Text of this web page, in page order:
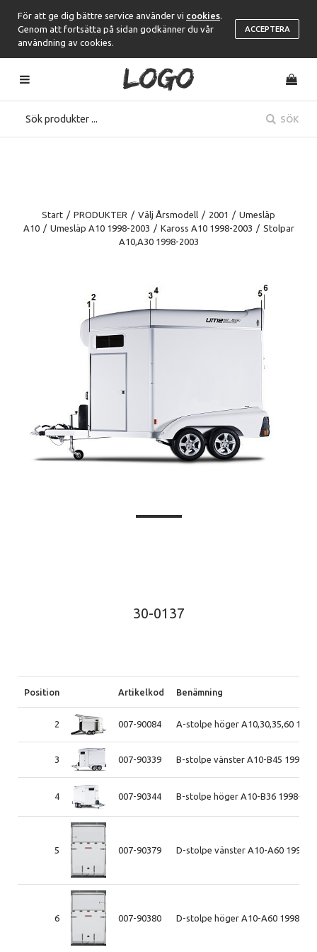
För att ge dig bättre service använder vi cookies
Genom att fortsätta på sidan godkänner du vår
användning av cookies.
ACCEPTERA
SÖK
Start / PRODUKTER / Välj Årsmodell / 2001 / Umesläp
A10 / Umesläp A10 1998-2003 / Kaross A10 1998-2003 / Stolpar
A10,A30 1998-2003
30-0137
Position Artikelkod Benämning
2 007-90084 A-stolpe höger A10,30,35,60
3 007-90339 B-stolpe vänster A10-B45 1998-
4 007-90344 B-stolpe höger A10-B36 1998-
5 007-90379 D-stolpe vänster A10-A60 1998-
6 007-90380 D-stolpe höger A10-A60 1998-